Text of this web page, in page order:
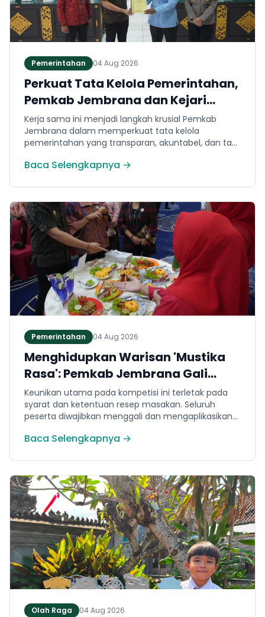
Pemerintahan 04 Aug 2026
Perkuat Tata Kelola Pemerintahan,
Pemkab Jembrana dan Kejari
Jembrana Sepakati Kerja Sama
Hukum Datun
Kerja sama ini menjadi langkah krusial Pemkab
Jembrana dalam memperkuat tata kelola
pemerintahan yang transparan, akuntabel, dan taat
mencakup tiga domain utama, yakni pemberian
tindakan hukum lainnya.
Baca Selengkapnya →
Pemerintahan 04 Aug 2026
Menghidupkan Warisan 'Mustika
Rasa': Pemkab Jembrana Gali
Keteladanan Bung Karno Lewat
Lomba Cipta Menu Kuliner
Keunikan utama pada kompetisi ini terletak pada
syarat dan ketentuan resep masakan. Seluruh
peserta diwajibkan menggali dan mengaplikasikan
Mustika Rasa—buku kumpulan resep Nusantara
Indonesia, Ir. Soekarno. Melalui panduan resep
historis tersebut, para peserta berhasil
menghidangkan berbagai kreasi olahan pangan
lokal yang tidak hanya lezat tetapi juga bergizi,
beragam, aman dan seimbang.
Baca Selengkapnya →
Olah Raga 04 Aug 2026